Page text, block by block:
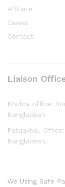
Affiliate
Career
Contact
Liaison
Khulna office:
Bangladesh
Patuakhali
Bangladesh.
We Using Safe